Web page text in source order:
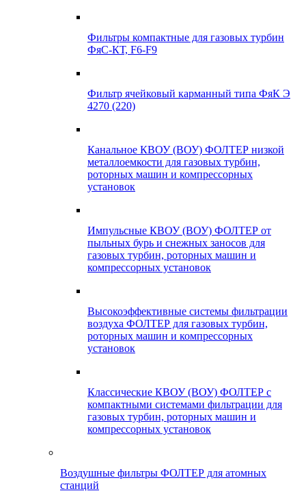
Фильтры компактные для газовых турбин
ФяС-КТ, F6-F9
Фильтр ячейковый карманный типа ФяК Э
4270 (220)
Канальное КВОУ (ВОУ) ФОЛТЕР низкой
металлоемкости для газовых турбин,
роторных машин и компрессорных
установок
Импульсные КВОУ (ВОУ) ФОЛТЕР от
пыльных бурь и снежных заносов для
газовых турбин, роторных машин и
компрессорных установок
Высокоэффективные системы фильтрации
воздуха ФОЛТЕР для газовых турбин,
роторных машин и компрессорных
установок
Классические КВОУ (ВОУ) ФОЛТЕР с
компактными системами фильтрации для
газовых турбин, роторных машин и
компрессорных установок
Воздушные фильтры ФОЛТЕР для атомных
станций